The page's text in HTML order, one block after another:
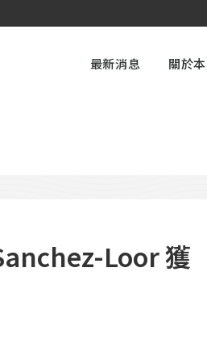
最新消息 關於
Loor 獲